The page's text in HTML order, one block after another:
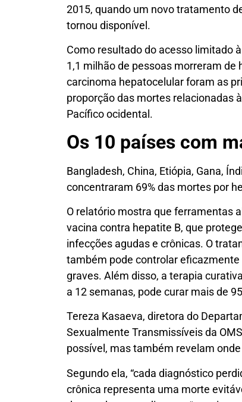
2015, quando um novo tratamento
tornou disponível.
Como resultado do acesso limitado
1,1 milhão de pessoas morreram de
carcinoma hepatocelular foram as
proporção das mortes relacionadas
Pacífico ocidental.
Os 10 países com
Bangladesh, China, Etiópia, Gana,
concentraram 69% das mortes por
O relatório mostra que ferramentas
vacina contra hepatite B, que
infecções agudas e crônicas. O
também pode controlar
graves. Além disso, a terapia
a 12 semanas, pode curar mais de
Tereza Kasaeva, diretora do
Sexualmente Transmissíveis da
possível, mas também revelam
Segundo ela, “cada diagnóstico
crônica representa uma morte